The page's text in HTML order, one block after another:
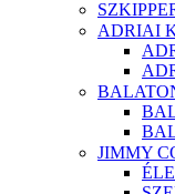
ADRIAI
JIMMY